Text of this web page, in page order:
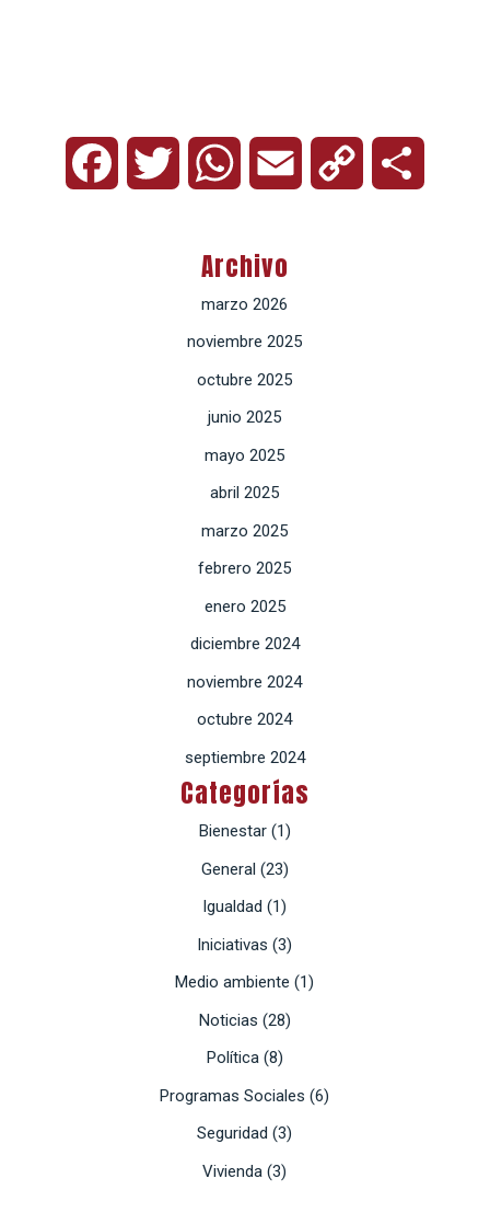
Facebook Twitter WhatsAppEmail Copy
Archivo
marzo 2026
noviembre 2025
octubre 2025
junio 2025
mayo 2025
abril 2025
marzo 2025
febrero 2025
enero 2025
diciembre 2024
noviembre 2024
octubre 2024
septiembre 2024
Categorías
Bienestar(1)
General (23)
Igualdad (1)
Iniciativas (3)
Medio ambiente (1)
Noticias (28)
Política(8)
Programas Sociales (6)
Seguridad (3)
Vivienda (3)